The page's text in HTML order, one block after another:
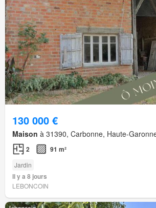
130 000 €
Maison à 31390, Carbonne, Haute-
2 91 m²
Jardin
Il y a 8 jours
LEBONCOIN